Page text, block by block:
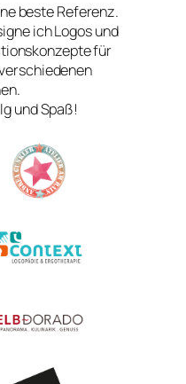
beste Referenz.
ich Logos und
für
und Spaß!